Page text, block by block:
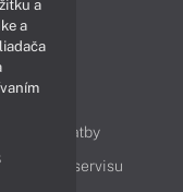
a platby
Cenník servisu
a
a